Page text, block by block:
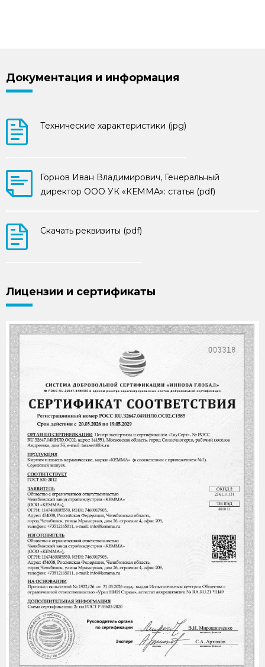
Документация и информация
Технические характеристики (jpg)
Горнов Иван Владимирович, Генеральный
директор ООО УК «КЕММА»: статья (pdf)
Скачать реквизиты (pdf)
Лицензии и сертификаты